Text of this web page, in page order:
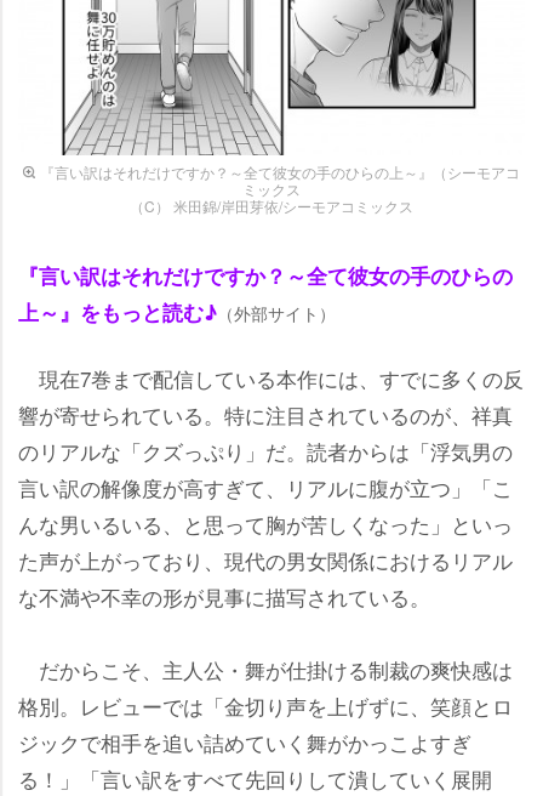
『言い訳はそれだけですか？～全て彼女の手のひらの上～』（シーモアコ
ミックス
（C） 米田錦/岸田芽依/シーモアコミックス
『言い訳はそれだけですか？～全て彼女の手のひらの
上～』をもっと読む♪ （外部サイト）
現在7巻まで配信している本作には、すでに多くの反
響が寄せられている。特に注目されているのが、祥真
のリアルな「クズっぷり」だ。読者からは「浮気男の
言い訳の解像度が高すぎて、リアルに腹が立つ」「こ
んな男いるいる、と思って胸が苦しくなった」といっ
た声が上がっており、現代の男女関係におけるリアル
な不満や不幸の形が見事に描写されている。
だからこそ、主人公・舞が仕掛ける制裁の爽快感は
格別。レビューでは「金切り声を上げずに、笑顔とロ
ジックで相手を追い詰めていく舞がかっこよすぎ
る！」「言い訳をすべて先回りして潰していく展開